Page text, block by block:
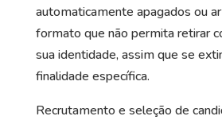
automaticamente apagados ou
formato que não permita retirar
sua identidade, assim que se
finalidade específica.
Recrutamento e seleção de